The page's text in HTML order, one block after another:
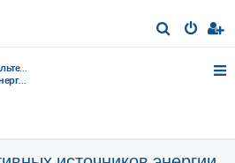
о
энергия